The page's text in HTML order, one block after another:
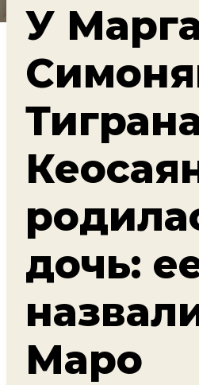
У
дочь:
Маро